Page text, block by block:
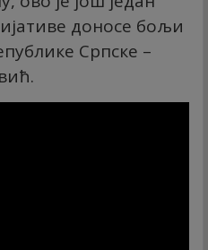
доносе бољи
Српске –